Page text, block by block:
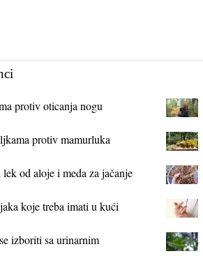
protiv oticanja nogu
protiv mamurluka
od aloje i meda za jačanje
koje treba imati u kući
izboriti sa urinarnim